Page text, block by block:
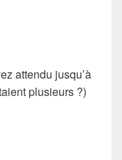
attendu jusqu’à
plusieurs ?)